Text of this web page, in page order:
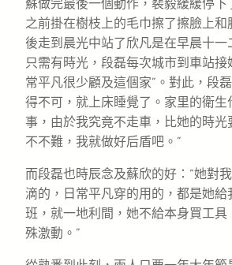
蘇做完最後一個動作，裴毅緩緩停下
之前掛在樹枝上的毛巾擦了擦臉上
後走到晨光中站了欣凡是在早晨十一
只需有時光，段磊每次城市到車站接
常平凡很少顧及這個家”。對此，段
得不可，就上床睡覺了。家里的衛生
事，由於我究竟不走車，比她的時光
不不難，我就做好后盾吧。”
而段磊也時辰念及蘇欣的好：“她對
滴的，日常平凡穿的用的，都是她給
班，就一地利間，她不給本身買工具
殊激動。”